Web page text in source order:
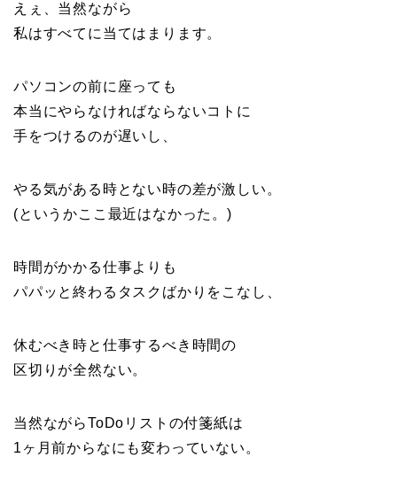
えぇ、当然ながら
私はすべてに当てはまります。
パソコンの前に座っても
本当にやらなければならないコトに
手をつけるのが遅いし、
やる気がある時とない時の差が激しい。
(というかここ最近はなかった。)
時間がかかる仕事よりも
パパッと終わるタスクばかりをこなし、
休むべき時と仕事するべき時間の
区切りが全然ない。
当然ながらToDoリストの付箋紙は
1ヶ月前からなにも変わっていない。